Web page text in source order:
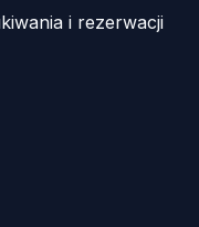
i rezerwacji